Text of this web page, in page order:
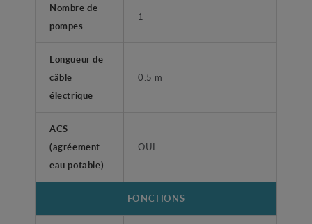
Nombre de
pompes
1
Longueur de
câble
électrique
0.5 m
ACS
(agréement
eau potable)
OUI
FONCTIONS